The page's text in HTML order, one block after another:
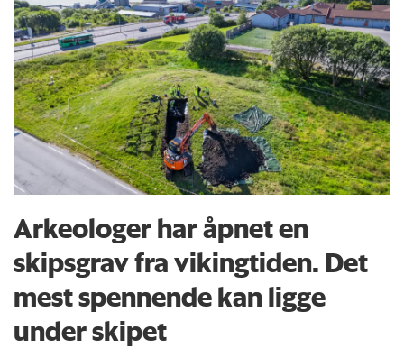
Arkeologer har åpnet en
skipsgrav fra vikingtiden. Det
mest spennende kan ligge
under skipet